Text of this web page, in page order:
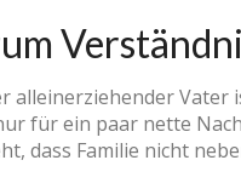
alleinerziehender
für ein paar nette
dass Familie nicht